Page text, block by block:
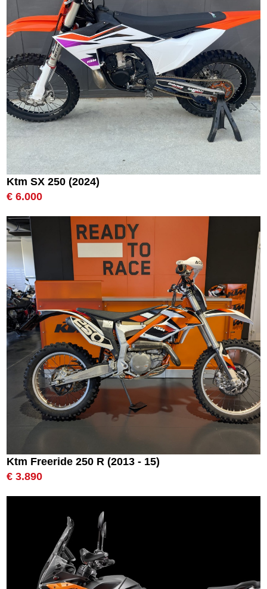
Ktm SX 250 (2024)
€ 6.000
Ktm Freeride 250 R (2013 - 15)
€ 3.890